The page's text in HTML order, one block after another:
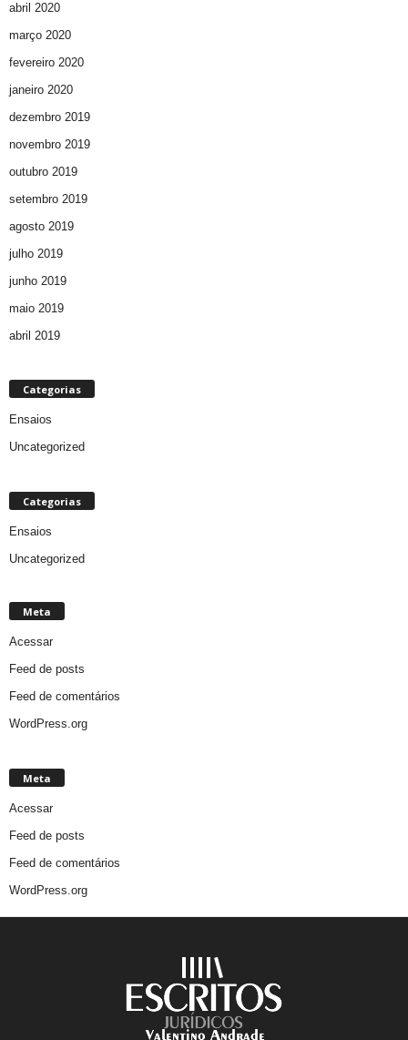
abril 2020
março 2020
fevereiro 2020
janeiro 2020
dezembro 2019
novembro 2019
outubro 2019
setembro 2019
agosto 2019
julho 2019
junho 2019
maio 2019
abril 2019
Categorias
Ensaios
Uncategorized
Categorias
Ensaios
Uncategorized
Meta
Acessar
Feed de posts
Feed de comentários
WordPress.org
Meta
Acessar
Feed de posts
Feed de comentários
WordPress.org